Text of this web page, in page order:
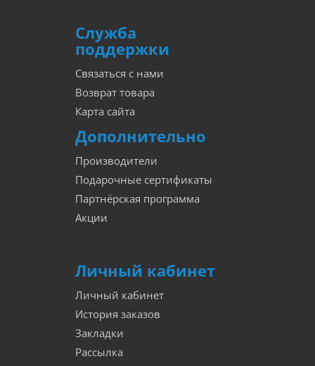
Служба
поддержки
Связаться с нами
Возврат товара
Карта сайта
Дополнительно
Производители
Подарочные сертификаты
Партнёрская программа
Акции
Личный кабинет
Личный кабинет
История заказов
Закладки
Рассылка